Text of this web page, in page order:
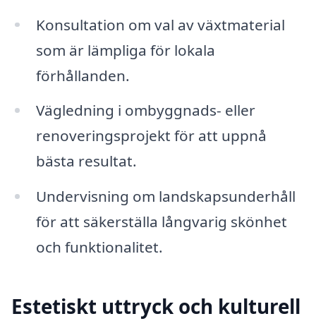
Konsultation om val av växtmaterial
som är lämpliga för lokala
förhållanden.
Vägledning i ombyggnads- eller
renoveringsprojekt för att uppnå
bästa resultat.
Undervisning om landskapsunderhåll
för att säkerställa långvarig skönhet
och funktionalitet.
Estetiskt uttryck och kulturell